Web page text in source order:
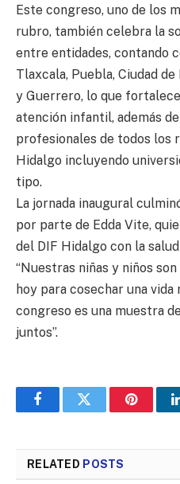
Este congreso, uno de los
rubro, también celebra la
entre entidades, contando
Tlaxcala, Puebla, Ciudad
y Guerrero, lo que
atención infantil, además
profesionales de todos los
Hidalgo incluyendo
tipo.
La jornada inaugural
por parte de Edda Vite,
del DIF Hidalgo con la
“Nuestras niñas y niños
hoy para cosechar una vida
congreso es una muestra
juntos”.
FacebookTwitter Pinterest
RELATED POSTS